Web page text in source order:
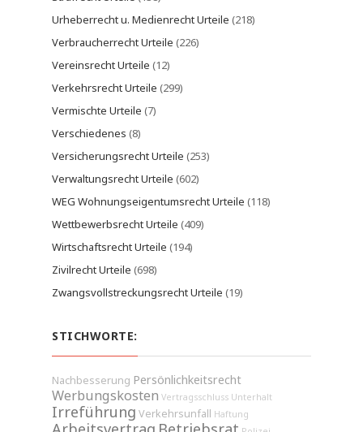
Urheberrecht u. Medienrecht Urteile (218)
Verbraucherrecht Urteile (226)
Vereinsrecht Urteile (12)
Verkehrsrecht Urteile (299)
Vermischte Urteile (7)
Verschiedenes (8)
Versicherungsrecht Urteile (253)
Verwaltungsrecht Urteile (602)
WEG Wohnungseigentumsrecht Urteile (118)
Wettbewerbsrecht Urteile (409)
Wirtschaftsrecht Urteile (194)
Zivilrecht Urteile (698)
Zwangsvollstreckungsrecht Urteile (19)
STICHWORTE:
Nachbesserung Persönlichkeitsrecht
Werbungskosten Vertragsschluss Unterhalt
Irreführung Verkehrsunfall Haftung